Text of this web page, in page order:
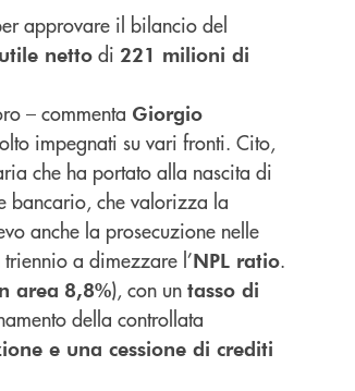
approvare il bilancio del
utile netto di 221 milioni di
– commenta Giorgio
impegnati su vari fronti. Cito,
che ha portato alla nascita di
bancario, che valorizza la
anche la prosecuzione nelle
a dimezzare l’NPL ratio.
area 8,8%), con un tasso di
della controllata
e una cessione di crediti